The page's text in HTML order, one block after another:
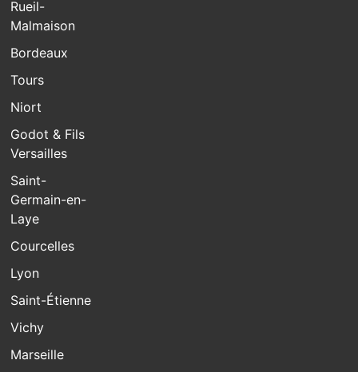
Rueil-
Malmaison
Bordeaux
Tours
Niort
Godot & Fils
Versailles
Saint-
Germain-en-
Laye
Courcelles
Lyon
Saint-Étienne
Vichy
Marseille